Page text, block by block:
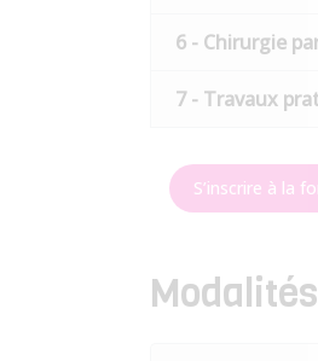
6 - Chirurgie
7 - Travaux
S’inscrire à la